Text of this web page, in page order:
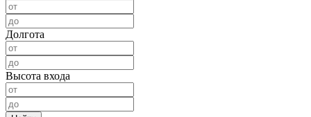
Долгота
Высота входа